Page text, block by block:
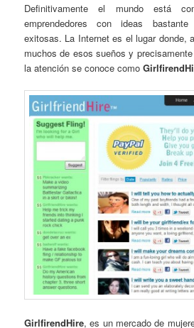
Definitivamente el mundo está
emprendedores con ideas
exitosas. La Internet es el lugar donde,
muchos de esos sueños y
la atención se conoce como
GirlfirendHire, es un mercado de